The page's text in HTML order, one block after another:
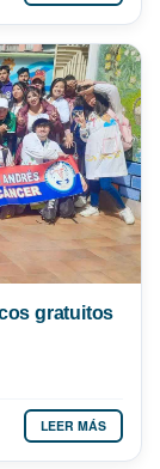
gratuitos
LEER MÁS